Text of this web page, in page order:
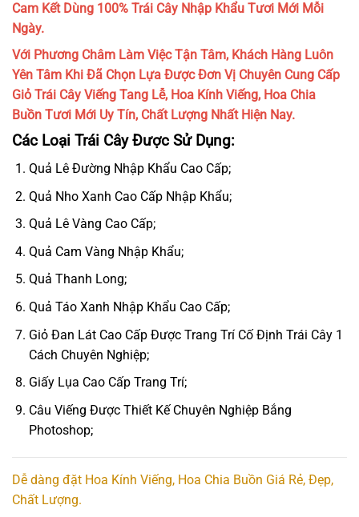
Cam Kết Dùng 100% Trái Cây Nhập Khẩu Tươi Mới Mỗi
Ngày.
Với Phương Châm Làm Việc Tận Tâm, Khách Hàng Luôn
Yên Tâm Khi Đã Chọn Lựa Được Đơn Vị Chuyên Cung Cấp
Giỏ Trái Cây Viếng Tang Lễ, Hoa Kính Viếng, Hoa Chia
Buồn Tươi Mới Uy Tín, Chất Lượng Nhất Hiện Nay.
Các Loại Trái Cây Được Sử Dụng:
Quả Lê Đường Nhập Khẩu Cao Cấp;
Quả Nho Xanh Cao Cấp Nhập Khẩu;
Quả Lê Vàng Cao Cấp;
Quả Cam Vàng Nhập Khẩu;
Quả Thanh Long;
Quả Táo Xanh Nhập Khẩu Cao Cấp;
Giỏ Đan Lát Cao Cấp Được Trang Trí Cố Định Trái Cây 1
Cách Chuyên Nghiệp;
Giấy Lụa Cao Cấp Trang Trí;
Câu Viếng Được Thiết Kế Chuyên Nghiệp Bắng
Photoshop;
Dễ dàng đặt Hoa Kính Viếng, Hoa Chia Buồn Giá Rẻ, Đẹp,
Chất Lượng.